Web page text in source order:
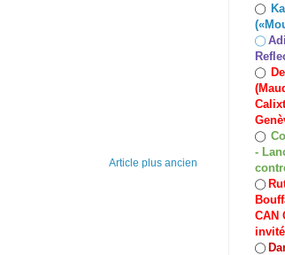
Article plus ancien
◯
◯
◯
◯
-
◯
CAN
◯